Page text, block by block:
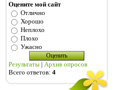
Оцените мой сайт
Отлично
Хорошо
Неплохо
Плохо
Ужасно
Результаты | Архив опросов
Всего ответов: 4